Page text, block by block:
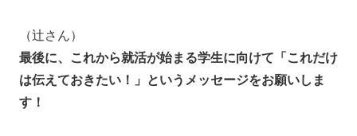
（辻さん）
最後に、これから就活が始まる学生に向けて「これだけ
は伝えておきたい！」というメッセージをお願いしま
す！